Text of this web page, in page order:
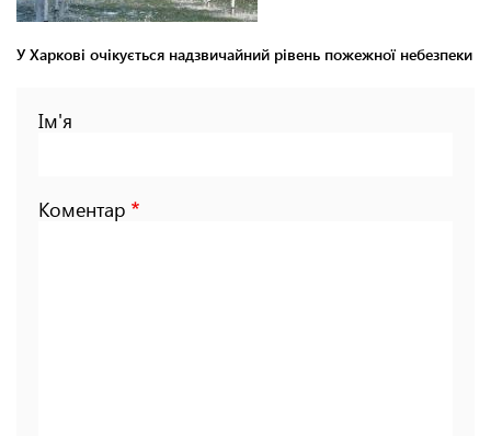
У Харкові очікується надзвичайний рівень пожежної небезпеки
Ім'я
Коментар